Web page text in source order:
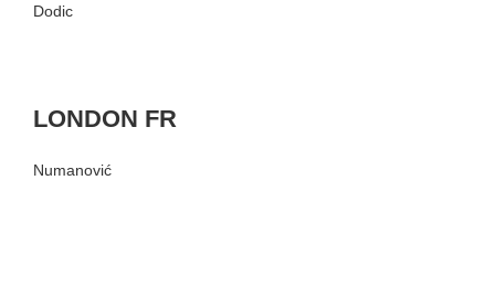
Dodic
LONDON FR
Numanović